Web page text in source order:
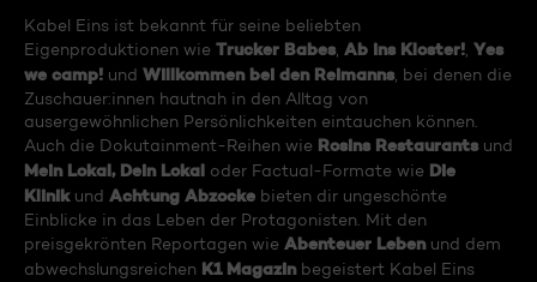
Kabel Eins ist bekannt für seine beliebten
Eigenproduktionen wie Trucker Babes, Ab ins Kloster! Yes
we camp! und Willkommen bei den Reimanns, bei denen die
Zuschauer:innen hautnah in den Alltag von
ausergewöhnlichen Persönlichkeiten eintauchen können.
Auch die Dokutainment-Reihen wie Rosins Restaurants und
Mein Lokal, Dein Lokal oder Factual-Formate wie Die
Klinikund Achtung Abzocke bieten dir ungeschönte
Einblicke in das Leben der Protagonisten. Mit den
preisgekrönten Reportagen wie Abenteuer Lebenund dem
abwechslungsreichen K1 Magazinbegeistert Kabel Eins